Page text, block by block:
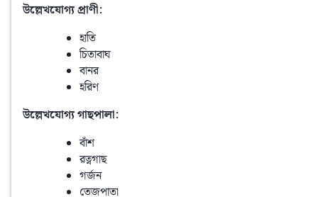
উল্লেখযোগ্য প্রাণী:
হাতি
চিতাবাঘ
বানর
হরিণ
উল্লেখযোগ্য গাছপালা:
বাঁশ
রত্নগাছ
গর্জন
তেজপাতা